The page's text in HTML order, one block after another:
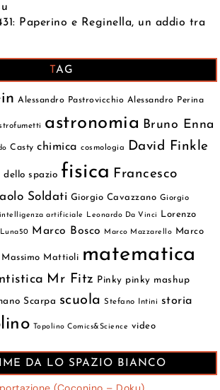
Paperino e Reginella, un addio tra
TAG
Alessandro Pastrovicchio Alessandro Perina
astronomia Bruno Enna
Casty chimica cosmologia David Finkle
dello spazio fisica Francesco
Soldati Giorgio Cavazzano Giorgio
intelligenza artificiale Leonardo Da Vinci
Lorenzo
Luna50 Marco Bosco Marco Mazzarello Marco
Massimo Mattioli matematica
Mr Fitz Pinky pinky mashup
Scarpa scuola Stefano Intini storia
Topolino Comics&Science video
DA LO SPAZIO BIANCO